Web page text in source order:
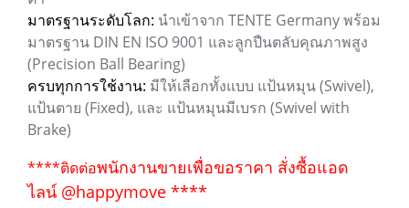
มาตรฐานระดับโลก: นำเข้าจาก TENTE Germany พร้อม
มาตรฐาน DIN EN ISO 9001 และลูกปืนตลับคุณภาพสูง
(Precision Ball Bearing)
ครบทุกการใช้งาน: มีให้เลือกทั้งแบบ แป้นหมุน (Swivel),
แป้นตาย (Fixed), และ แป้นหมุนมีเบรก (Swivel with
Brake)
****ติดต่อพนักงานขายเพื่อขอราคา สั่งซื้อแอด
ไลน์ @happymove ****